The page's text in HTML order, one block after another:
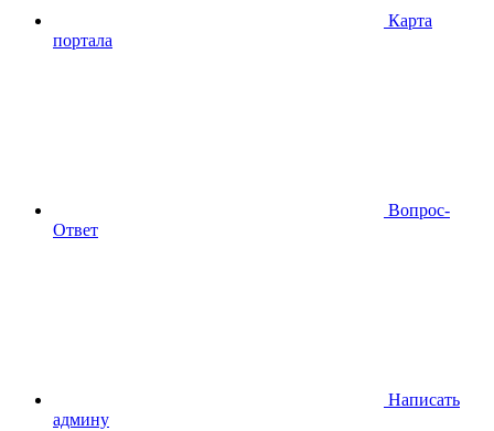
Карта
портала
Вопрос-
Ответ
Написать
админу